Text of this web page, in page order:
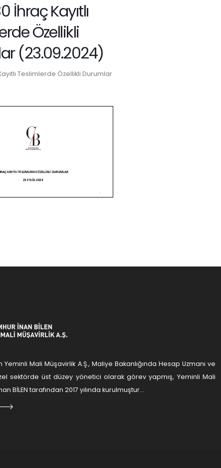
İhraç Kayıtlı
Özellikli
(23.09.2024)
Teslimlerde Özellikli Durumlar
Mali Müşavirlik A.Ş., Maliye Bakanlığında Hesap Uzmanı ve
sektörde üst düzey yönetici olarak görev yapmış, Yeminli Mali
BİLEN tarafından 2017 yılında kurulmuştur...